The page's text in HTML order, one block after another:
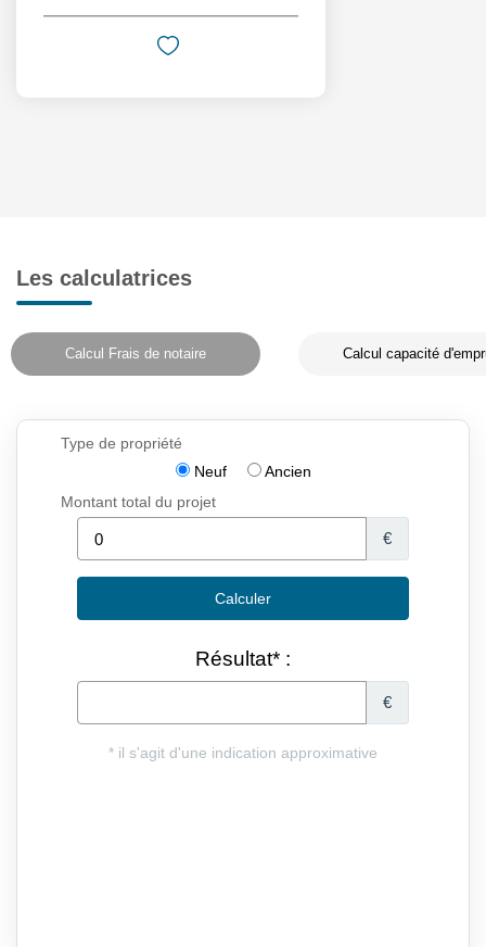
Les calculatrices
Calcul Frais de notaire Calcul capacité